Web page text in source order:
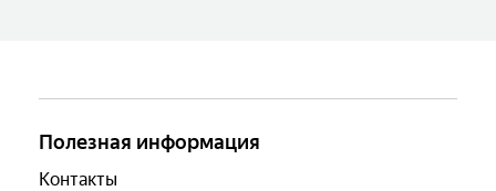
Полезная информация
Контакты